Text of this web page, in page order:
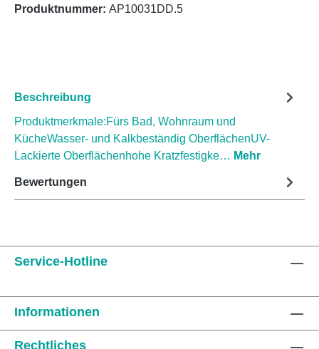
Produktnummer: AP10031DD.5
Beschreibung
Produktmerkmale:Fürs Bad, Wohnraum und
KücheWasser- und Kalkbeständig OberflächenUV-
Lackierte Oberflächenhohe Kratzfestigke… Mehr
Bewertungen
Service-Hotline
Informationen
Rechtliches